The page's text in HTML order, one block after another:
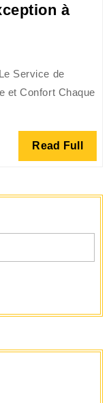
à
Service de
et Confort Chaque
Read Full Read
Full